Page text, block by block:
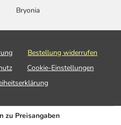
Bryonia
Bestellung widerrufen
Cookie-Einstellungen
zu Preisangaben